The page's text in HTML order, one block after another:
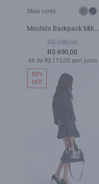
Mais cores:
Mochila Backpack Mike
Ellus Grafite
R$ 990,00
R$ 690,00
6X de R$ 115,00 sem juros
50%
OFF